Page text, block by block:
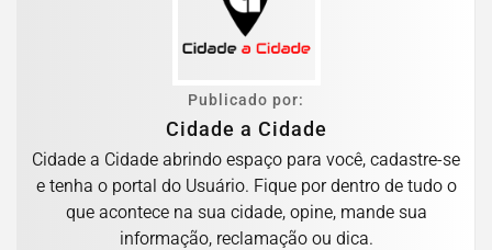
Publicado por:
Cidade a Cidade
Cidade a Cidade abrindo espaço para você, cadastre-se
e tenha o portal do Usuário. Fique por dentro de tudo o
que acontece na sua cidade, opine, mande sua
informação, reclamação ou dica.